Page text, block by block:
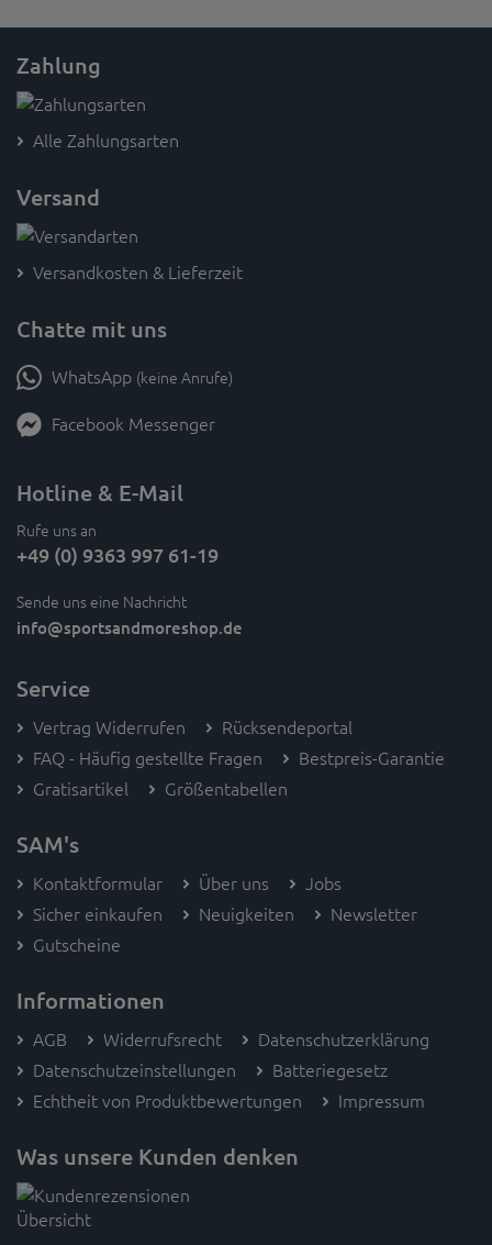
Zahlung
Alle Zahlungsarten
Versand
Versandkosten & Lieferzeit
Chatte mit uns
WhatsApp (keine Anrufe)
Facebook Messenger
Hotline & E-Mail
Rufe uns an
+49 (0) 9363 997 61-19
Sende uns eine Nachricht
info@sportsandmoreshop.de
Service
Vertrag Widerrufen
Rücksendeportal
FAQ - Häufig gestellte Fragen
Bestpreis-Garantie
Gratisartikel
Größentabellen
SAM's
Kontaktformular Über uns
Jobs
Sicher einkaufen
Neuigkeiten
Newsletter
Gutscheine
Informationen
AGB Widerrufsrecht
Datenschutzerklärung
Datenschutzeinstellungen
Batteriegesetz
Echtheit von Produktbewertungen
Impressum
Was unsere Kunden denken